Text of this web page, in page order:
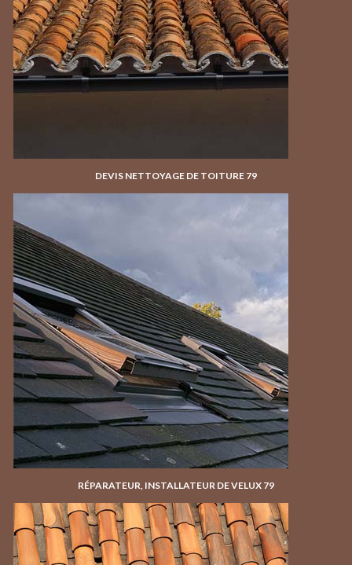
DEVIS NETTOYAGE DE TOITURE 79
RÉPARATEUR, INSTALLATEUR DE VELUX 79